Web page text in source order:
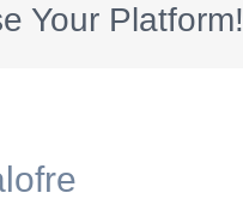
Your Platform!